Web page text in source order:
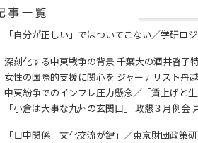
自分が正しい」ではついてこない／学研ロ
刻化する中東戦争の背景 千葉大の酒井啓子
性の国際的支援に関心を ジャーナリスト舟
東紛争でのインフレ圧力懸念／「賃上げと
小倉は大事な九州の玄関口」 政懇３月例会
日中関係 文化交流が鍵」／東京財団政策